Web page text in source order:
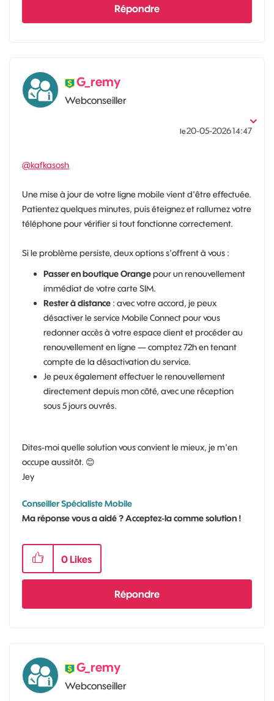
Répondre
G_remy
Webconseiller
le‎20-05-202614:47
@kafkasosh
Une mise à jour de votre ligne mobile vient d'être effectuée.
Patientez quelques minutes, puis éteignez et rallumez votre
téléphone pour vérifier si tout fonctionne correctement.
Si le problème persiste, deux options s'offrent à vous :
Passer en boutique Orangepour un renouvellement
immédiat de votre carte SIM.
Rester à distance : avec votre accord, je peux
désactiver le service Mobile Connect pour vous
redonner accès à votre espace client et procéder au
renouvellement en ligne — comptez 72h en tenant
compte de la désactivation du service.
Je peux également effectuer le renouvellement
directement depuis mon côté, avec une réception
sous 5 jours ouvrés.
Dites-moi quelle solution vous convient le mieux, je m'en
occupe aussitôt. 😊
Jey
Conseiller Spécialiste Mobile
Ma réponse vous a aidé ? Acceptez-la comme solution !
0 Likes
Répondre
G_remy
Webconseiller